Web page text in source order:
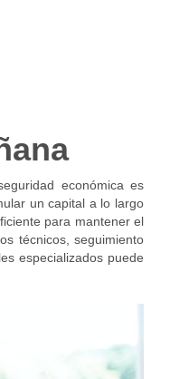
económica es
un capital a lo largo
para mantener el
técnicos, seguimiento
especializados puede